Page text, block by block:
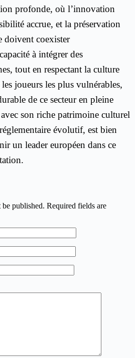
profonde, où l’innovation
accrue, et la préservation
doivent coexister
à intégrer des
tout en respectant la culture
joueurs les plus vulnérables,
de ce secteur en pleine
son riche patrimoine culturel
évolutif, est bien
un leader européen dans ce
published. Required fields are